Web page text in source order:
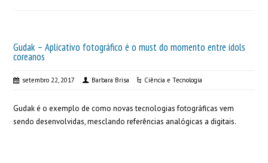
Gudak – Aplicativo fotográfico é o must do momento entre idols
coreanos
setembro 22, 2017 Barbara Brisa Ciência e Tecnologia
Gudak é o exemplo de como novas tecnologias fotográficas vem
sendo desenvolvidas, mesclando referências analógicas a digitais.